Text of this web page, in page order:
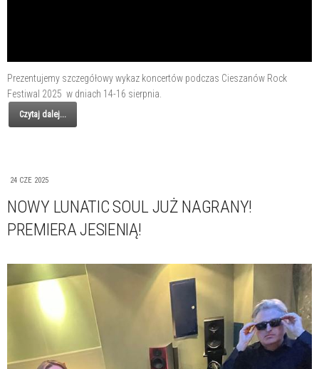
Prezentujemy szczegółowy wykaz koncertów podczas Cieszanów Rock
Festiwal 2025 w dniach 14-16 sierpnia.
Czytaj dalej...
24 CZE 2025
NOWY LUNATIC SOUL JUŻ NAGRANY!
PREMIERA JESIENIĄ!